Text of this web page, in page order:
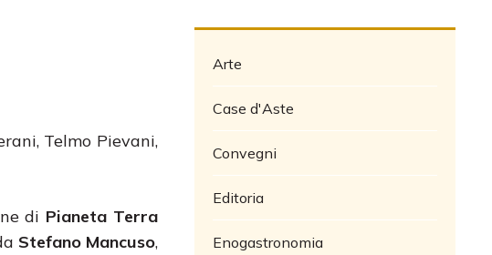
Telmo Pievani,
di Pianeta Terra
Stefano Mancuso,
Arte
Case d'Aste
Convegni
Editoria
Enogastronomia